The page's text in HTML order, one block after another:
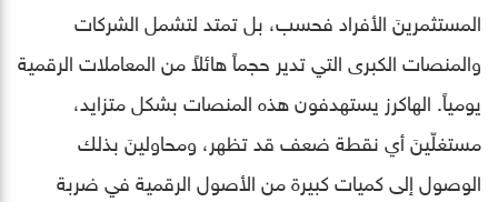
المستثمرينَ الأفراد فحسب، بل تمتد لتشمل الشركات
والمنصات الكبرى التي تدير حجماً هائلاً من المعاملات الرقمية
يومياً. الهاكرز يستهدفون هذه المنصات بشكل متزايد،
مستغلّينَ أي نقطة ضعف قد تظهر، ومحاولينَ بذلك
الوصول إلى كميات كبيرة من الأصول الرقمية في ضربة